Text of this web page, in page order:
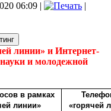
06:09
линии» и Интернет-
и молодежной
в рамках
линии»
«горячей